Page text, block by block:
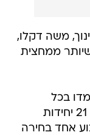
משה דקלו,
זה 20 שנה שיותר ממחצית
בכל
דרישות תעודת הבגרות והן במינימום 21 יחידות
אחד בחירה